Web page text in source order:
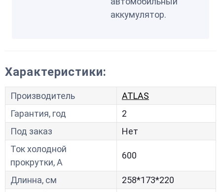
аккумулятор.
Характеристики:
Производитель
ATLAS
Гарантия, год
2
Под заказ
Нет
Ток холодной
прокрутки, A
600
Длинна, см
258*173*220